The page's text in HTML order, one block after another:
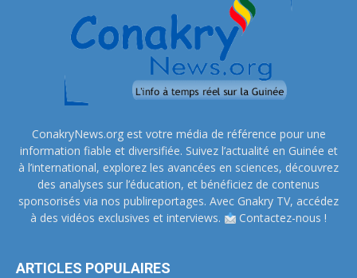
ConakryNews.org est votre média de référence pour une
information fiable et diversifiée. Suivez l’actualité en Guinée et
à l’international, explorez les avancées en sciences, découvrez
des analyses sur l’éducation, et bénéficiez de contenus
sponsorisés via nos publireportages. Avec Gnakry TV, accédez
à des vidéos exclusives et interviews.
Contactez-nous !
ARTICLES POPULAIRES